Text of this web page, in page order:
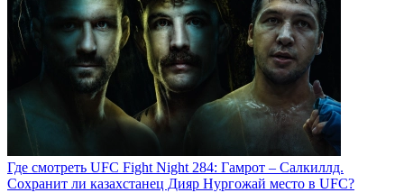
Где смотреть UFC Fight Night 284: Гамрот – Салкиллд.
Сохранит ли казахстанец Дияр Нургожай место в UFC?